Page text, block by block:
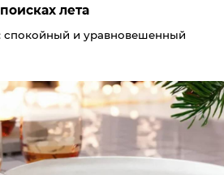
лета
спокойный и уравновешенный